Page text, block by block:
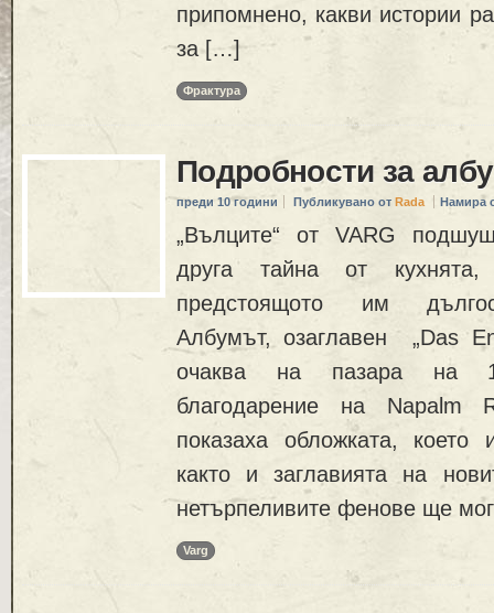
припомнено, какви истории
за […]
Фрактура
Подробности за
преди 10 години Публикувано от Rada Намира
„Вълците“ от VARG
друга тайна от
предстоящото им
Албумът, озаглавен „Das
очаква на пазара на
благодарение на Napalm
показаха обложката, което
както и заглавията на
нетърпеливите фенове ще
Varg